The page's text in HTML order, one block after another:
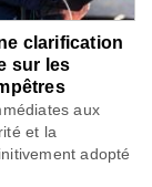
clarification
sur les
aux
et la
adopté